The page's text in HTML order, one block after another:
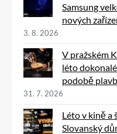
Samsung
nových
3. 8. 2026
V pražském
léto
podobě
31. 7. 2026
Léto v kině a
Slovanský